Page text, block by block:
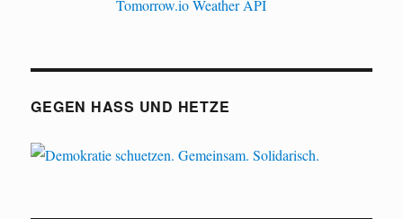
GEGEN HASS UND HETZE